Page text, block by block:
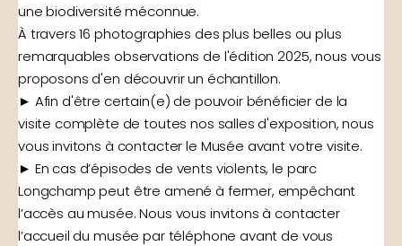
une biodiversité méconnue.
À travers 16 photographies des plus belles ou plus
remarquables observations de l'édition 2025, nous vous
proposons d'en découvrir un échantillon.
► Afin d'être certain(e) de pouvoir bénéficier de la
visite complète de toutes nos salles d'exposition, nous
vous invitons à contacter le Musée avant votre visite.
► En cas d’épisodes de vents violents, le parc
Longchamp peut être amené à fermer, empêchant
l’accès au musée. Nous vous invitons à contacter
l’accueil du musée par téléphone avant de vous